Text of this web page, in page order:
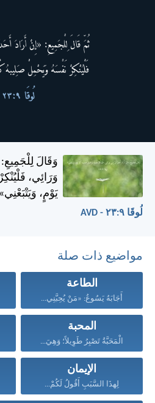
وَقَالَ لِلْجَمِيعِ:
وَرَائِي،
يَوْمٍ،
لُوقَا ٩:‏٢٣ - AVD
مواضيع ذات صلة
الطاعة
أَجَابَهُ يَسُوعُ: «مَنْ يُحِبَّنِي...
المحبة
الْمَحَبَّةُ تَصْبِرُ طَوِيلاً؛ وَهِيَ...
الإيمان
لِهذَا السَّبَبِ أَقُولُ لَكُمْ...